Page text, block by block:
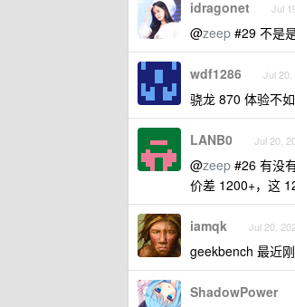
idragonet Jul
@zeep #29 不是
wdf1286 Jul 20,
骁龙 870 体验不
LANB0 Jul 20,
@zeep #26 有没
价差 1200+，这
iamqk Jul 20,
geekbench 最近
ShadowPower